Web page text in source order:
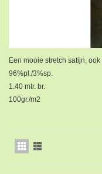
Een mooie stretch satijn,
96%pl./3%sp.
1.40 mtr. br.
100gr./m2